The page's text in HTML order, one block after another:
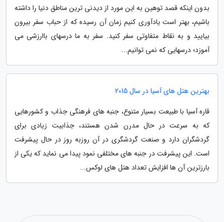
بدون اینکه قصد توهین به این مورد از دیدنی ترین مناطق دنیا را داشته
باشیم، بهتر است یادآوری کنیم زمان آن رسیده که از حباب سفر بیرون
بیایید و به نقاط متفاوتی سفر کنید. سفر به ما درسهای باارزشی می
آموزد؛ درسهایی که نمی توانیم...
بهترین هتل های آسیا در سال 2015
قاره آسیا با طبیعت بسیار متنوع، جنبه های فرهنگی جذاب و کشورهایی
که به سرعت در حال مدرن شدن هستند، جذابیت زیادی برای
گردشگران دارد و صنعت گردشگری در آن روزبه روز در حال پیشرفت
است. این پیشرفت در جنبه های مختلفی نمود پیدا می نماید که یکی از
بارزترین آن ها افزایش تعداد هتل های لوکس...